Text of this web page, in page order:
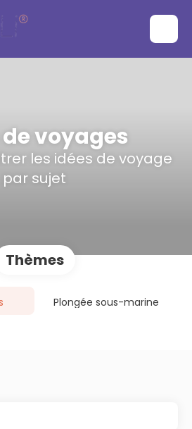
voyages
les idées de voyage
par sujet
Thèmes
Plongée sous-marine